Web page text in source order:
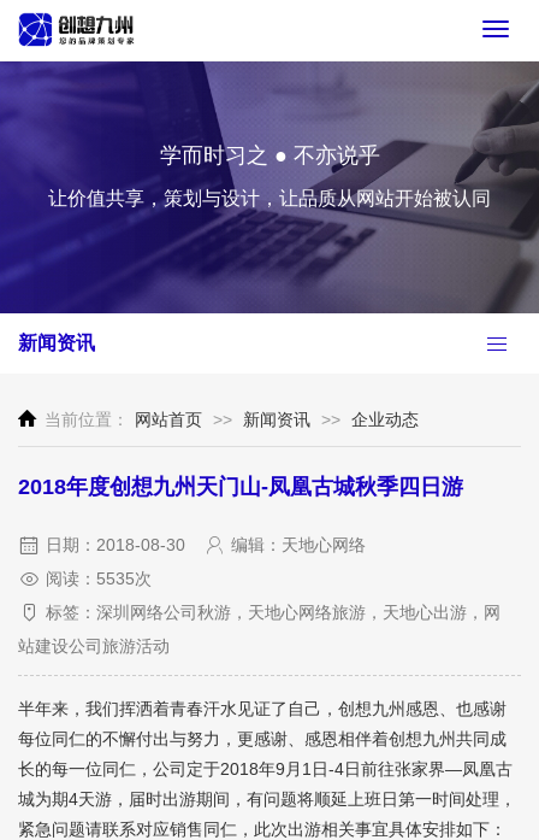
学而时习之 ● 不亦说乎
让价值共享，策划与设计，让品质从网站开始被认同
新闻资讯
当前位置： 网站首页 >> 新闻资讯 >> 企业动态
2018年度创想九州天门山-凤凰古城秋季四日游
日期：2018-08-30
编辑：天地心网络
阅读：5535次
标签：深圳网络公司秋游，天地心网络旅游，天地心出游，网
站建设公司旅游活动
半年来，我们挥洒着青春汗水见证了自己，创想九州感恩、也感谢
每位同仁的不懈付出与努力，更感谢、感恩相伴着创想九州共同成
长的每一位同仁，公司定于2018年9月1日-4日前往张家界—凤凰古
城为期4天游，届时出游期间，有问题将顺延上班日第一时间处理，
紧急问题请联系对应销售同仁，此次出游相关事宜具体安排如下：